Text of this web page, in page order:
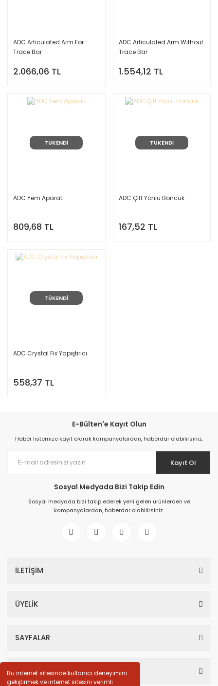
Bu internet sitesinde kullanıcı deneyimini
geliştirmek ve internet sitesini verimli
ADC Articulated Arm For
Trace Bar
2.066,06 TL
ADC Articulated Arm Without
Trace Bar
1.554,12 TL
TÜKENDİ
ADC Yem Aparatı
809,68 TL
TÜKENDİ
ADC Çift Yönlü Boncuk
167,52 TL
TÜKENDİ
ADC Crystal Fix Yapıştırıcı
558,37 TL
E-Bülten'e Kayıt Olun
Haber listemize kayıt olarak kampanyalardan, haberdar olabilirsiniz.
Kayıt Ol
Sosyal Medyada Bizi Takip Edin
Sosyal medyada bizi takip ederek yeni gelen ürünlerden ve
kampanyalardan, haberdar olabilirsiniz.
İLETİŞİM
ÜYELİK
SAYFALAR
HESABIM